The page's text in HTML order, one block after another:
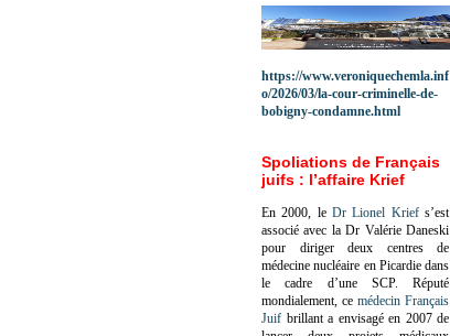
https://www.veroniquechemla.inf
o/2026/03/la-cour-criminelle-de-
bobigny-condamne.html
Spoliations de Français
juifs : l’affaire Krief
En 2000, le Dr Lionel Kriefs’est
associé avec la Dr Valérie Daneski
pour diriger deux centres de
médecine nucléaire en Picardie dans
le cadre d’une SCP. Réputé
mondialement, ce médecin Français
Juif brillant a envisagé en 2007 de